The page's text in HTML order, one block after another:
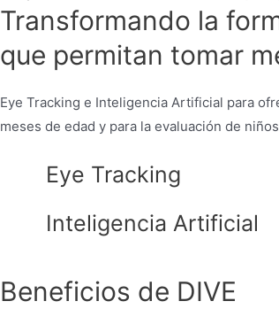
Transformando la
que permitan tomar
Eye Tracking e Inteligencia Artificial para
meses de edad y para la evaluación de
Eye Tracking
Inteligencia Artificial
Beneficios de DIVE